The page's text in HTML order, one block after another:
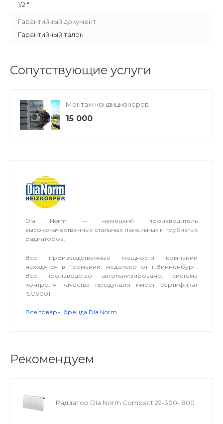
1/2 "
Гарантийный документ
Гарантийный талон
Сопутствующие услуги
Монтаж кондиционеров
15 000
Dia Norm — немецкий производитель
высококачественных стальных панельных и трубчатых
радиаторов.
Все производственные мощности компании
находятся в Германии, недалеко от г.Винненбург.
Все производство автоматизировано, система
контроля качества продукции имеет сертификат
ISO9001.
Все товары бренда Dia Norm
Рекомендуем
Радиатор Dia Norm Compact 22-300- 800